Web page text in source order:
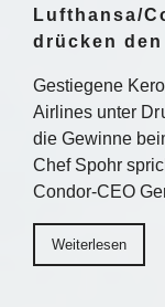
Lufthansa/
drücken den
Gestiegene
Airlines unter
die Gewinne
Chef Spohr
Condor-CEO
Weiterlesen